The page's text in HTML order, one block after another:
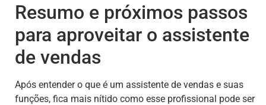
Resumo e próximos passos
para aproveitar o assistente
de vendas
Após entender o que é um assistente de vendas e suas
funções, fica mais nítido como esse profissional pode ser